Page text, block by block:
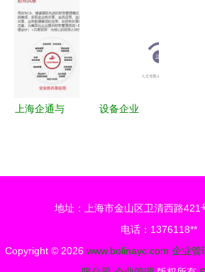
WebAccess
生态
上海企通与
设备企业
细化
地址：上海市金山区卫清西路421
电话：1376118**
Copyright © 2026 www.bolinayc.com 企业管